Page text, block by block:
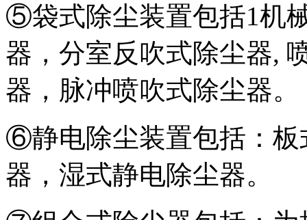
⑤袋式除尘装置包括1机
器，分室反吹式除尘器,
器，脉冲喷吹式除尘器。
⑥静电除尘装置包括：板
器，湿式静电除尘器。